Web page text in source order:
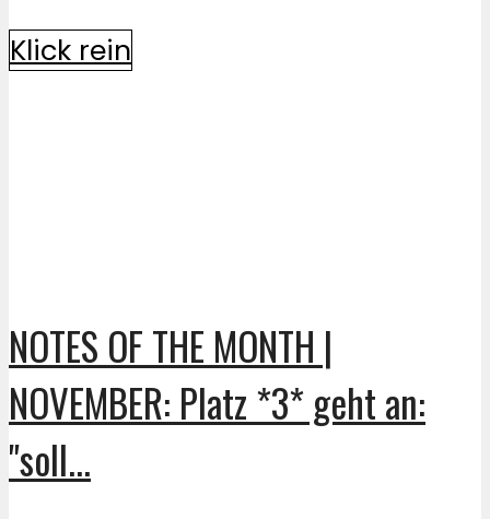
Klick rein
NOTES OF THE MONTH |
NOVEMBER: Platz *3* geht an:
"soll...